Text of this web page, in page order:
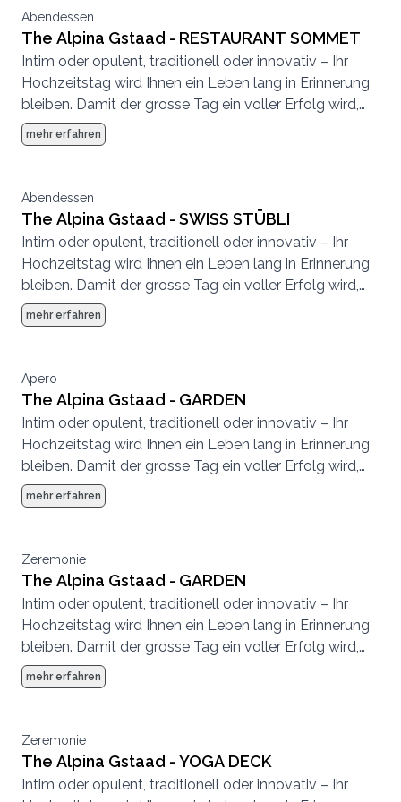
Seite.
Abendessen
The Alpina Gstaad - RESTAURANT SOMMET
Intim oder opulent, traditionell oder innovativ – Ihr
Hochzeitstag wird Ihnen ein Leben lang in Erinnerung
bleiben. Damit der grosse Tag ein voller Erfolg wird,
achten wir bei der Planung auf höchste Qualität und
kleinste Details. Das Expertenteam vom The Alpina
Seite.
mehr erfahren
Abendessen
The Alpina Gstaad - SWISS STÜBLI
Intim oder opulent, traditionell oder innovativ – Ihr
Hochzeitstag wird Ihnen ein Leben lang in Erinnerung
bleiben. Damit der grosse Tag ein voller Erfolg wird,
achten wir bei der Planung auf höchste Qualität und
kleinste Details. Das Expertenteam vom The Alpina
Seite.
mehr erfahren
Apero
The Alpina Gstaad - GARDEN
Intim oder opulent, traditionell oder innovativ – Ihr
Hochzeitstag wird Ihnen ein Leben lang in Erinnerung
bleiben. Damit der grosse Tag ein voller Erfolg wird,
achten wir bei der Planung auf höchste Qualität und
kleinste Details. Das Expertenteam vom The Alpina
Seite.
mehr erfahren
Zeremonie
The Alpina Gstaad - GARDEN
Intim oder opulent, traditionell oder innovativ – Ihr
Hochzeitstag wird Ihnen ein Leben lang in Erinnerung
bleiben. Damit der grosse Tag ein voller Erfolg wird,
achten wir bei der Planung auf höchste Qualität und
kleinste Details. Das Expertenteam vom The Alpina
Seite.
mehr erfahren
Zeremonie
The Alpina Gstaad - YOGA DECK
Intim oder opulent, traditionell oder innovativ – Ihr